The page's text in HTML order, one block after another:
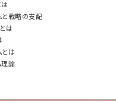
戦略の支配
は
は
論